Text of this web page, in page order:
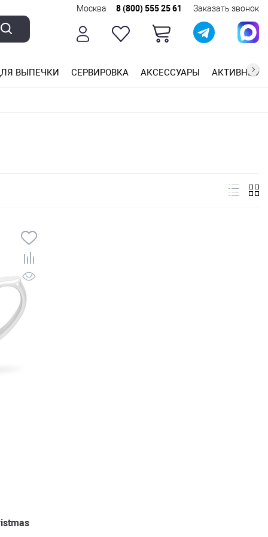
Москва 8 (800) 555 25 61 Заказать звонок
ВЫПЕЧКИ СЕРВИРОВКА АКСЕССУАРЫ АКТИВНЫЙ